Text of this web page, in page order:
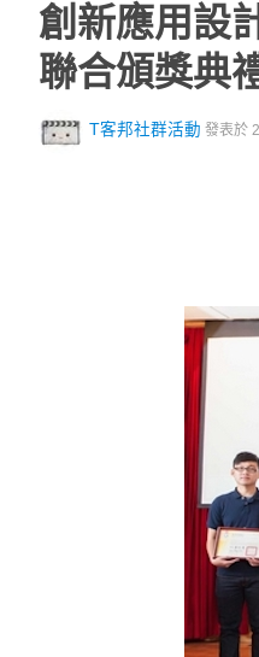
創新應用設
聯合頒獎典
T客邦社群活動 發表於